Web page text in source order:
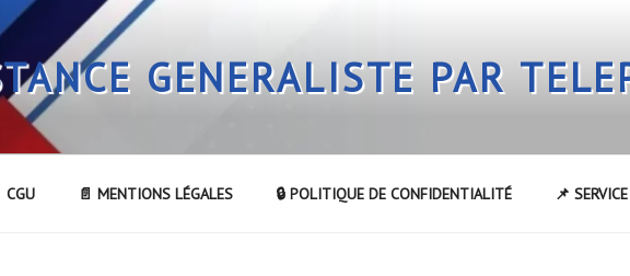
GENERALISTE PAR
CGU 📄 MENTIONS LÉGALES 🔒 POLITIQUE DE CONFIDENTIALITÉ 📌